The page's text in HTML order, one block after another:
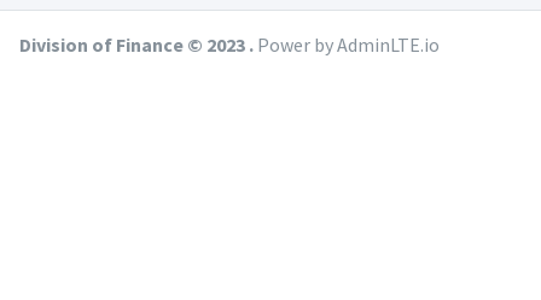
Division of Finance © 2023 . Power by AdminLTE.io